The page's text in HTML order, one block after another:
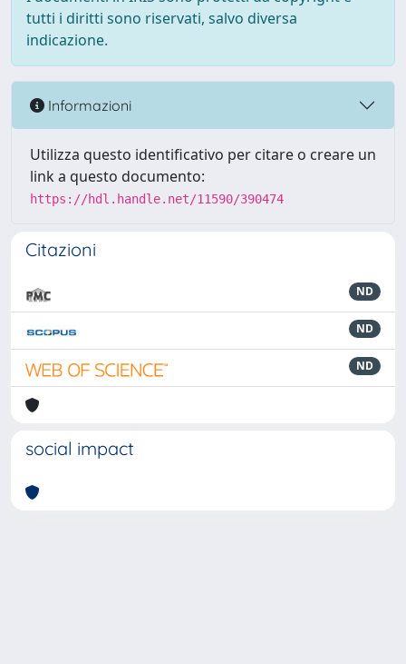
tutti i diritti sono riservati, salvo diversa
indicazione.
Informazioni
Utilizza questo identificativo per citare o creare un
link a questo documento:
https://hdl.handle.net/11590/390474
Citazioni
ND
ND
ND
social impact